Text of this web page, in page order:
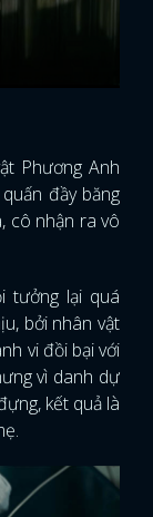
Phương Anh
đầy băng
cô nhận ra vô
tưởng lại quá
bởi nhân vật
vi đồi bại với
vì danh dự
kết quả là